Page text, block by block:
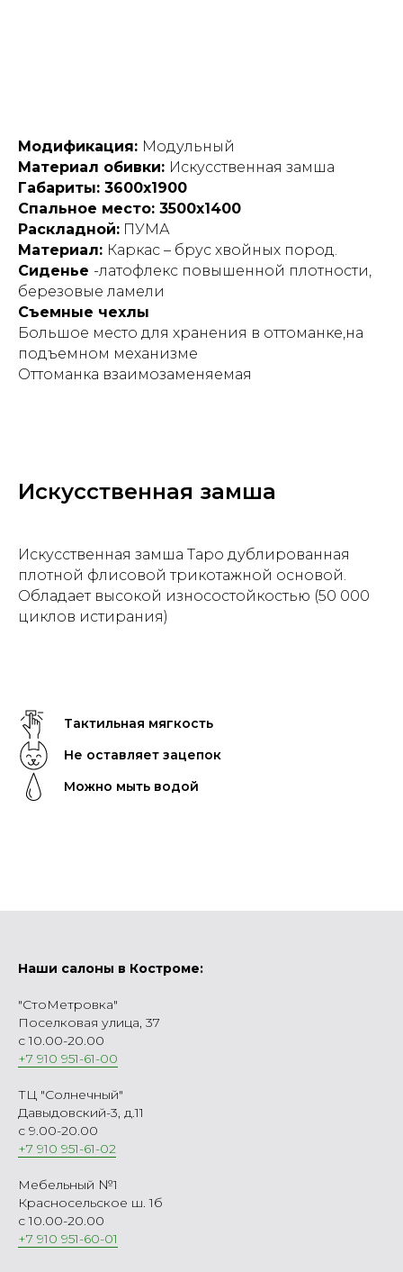
Модификация: Модульный
Материал обивки: Искусственная замша
Габариты: 3600х1900
Спальное место: 3500х1400
Раскладной: ПУМА
Материал: Каркас – брус хвойных пород.
Сиденье -латофлекс повышенной плотности,
березовые ламели
Съемные чехлы
Большое место для хранения в оттоманке,на
подъемном механизме
Оттоманка взаимозаменяемая
Искусственная замша
Искусственная замша Таро дублированная
плотной флисовой трикотажной основой.
Обладает высокой износостойкостью (50 000
циклов истирания)
Тактильная мягкость
Не оставляет зацепок
Можно мыть водой
Наши салоны в Костроме:
"СтоМетровка"
Поселковая улица, 37
с 10.00-20.00
+7 910 951-61-00
ТЦ "Солнечный"
Давыдовский-3, д.11
с 9.00-20.00
+7 910 951-61-02
Мебельный №1
Красносельское ш. 1б
с 10.00-20.00
+7 910 951-60-01